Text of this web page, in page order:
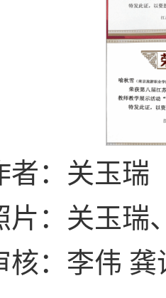
者：关玉瑞
片：关玉瑞
核：李伟 龚